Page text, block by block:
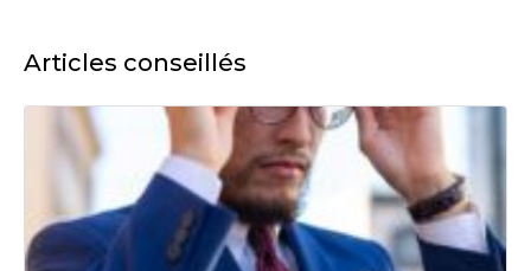
Articles conseillés